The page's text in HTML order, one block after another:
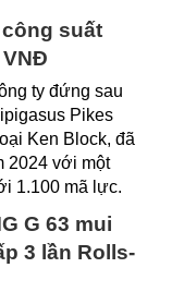
suất
ty đứng sau
Pikes
Ken Block, đã
2024 với một
1.100 mã lực.
G 63 mui
3 lần Rolls-